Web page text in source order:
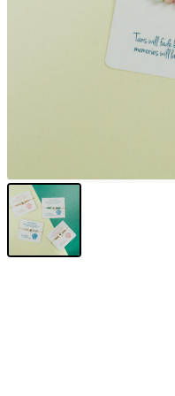
Pigment It Pottery
Planty Mauritius